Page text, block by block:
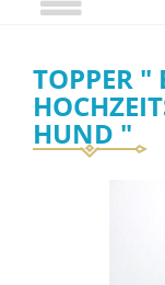
TOPPER "
HUND "